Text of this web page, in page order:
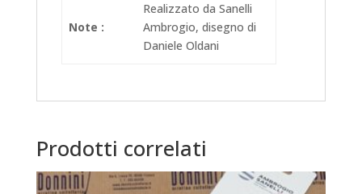
Note :
Realizzato da Sanelli
Ambrogio, disegno di
Daniele Oldani
Prodotti correlati